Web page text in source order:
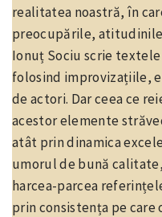
realitatea noastră, în
preocupările, atitudinile
Ionuț Sociu scrie
folosind improvizațiile,
de actori. Dar ceea ce
acestor elemente
atât prin dinamica
umorul de bună
harcea-parcea
prin consistența pe